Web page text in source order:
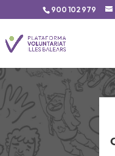
900 102 979